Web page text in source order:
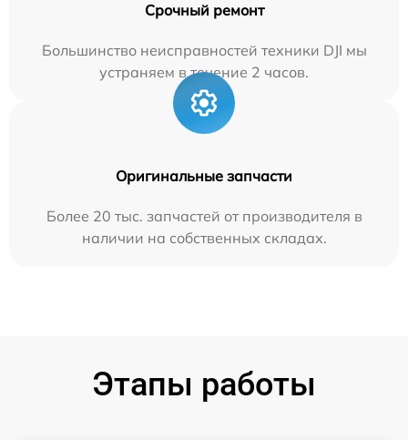
Срочный ремонт
Большинство неисправностей техники DJI мы
устраняем в течение 2 часов.
Оригинальные запчасти
Более 20 тыс. запчастей от производителя в
наличии на собственных складах.
Этапы работы